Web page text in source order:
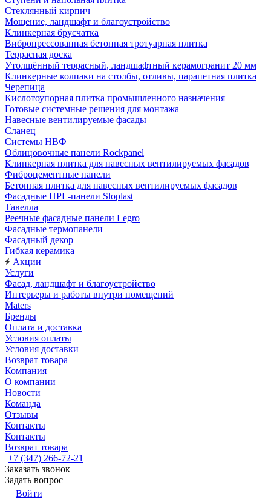
Cтеклянный кирпич
Мощение, ландшафт и благоустройство
Клинкерная брусчатка
Вибропрессованная бетонная тротуарная плитка
Террасная доска
Утолщённый террасный, ландшафтный керамогранит 20 мм
Клинкерные колпаки на столбы, отливы, парапетная плитка
Черепица
Кислотоупорная плитка промышленного назначения
Готовые системные решения для монтажа
Навесные вентилируемые фасады
Сланец
Системы НВФ
Облицовочные панели Rockpanel
Клинкерная плитка для навесных вентилируемых фасадов
Фиброцементные панели
Бетонная плитка для навесных вентилируемых фасадов
Фасадные HPL-панели Sloplast
Тавелла
Реечные фасадные панели Legro
Фасадные термопанели
Фасадный декор
Гибкая керамика
Акции
Услуги
Фасад, ландшафт и благоустройство
Интерьеры и работы внутри помещений
Maters
Бренды
Оплата и доставка
Условия оплаты
Условия доставки
Возврат товара
Компания
О компании
Новости
Команда
Отзывы
Контакты
Контакты
Возврат товара
+7 (347) 266-72-21
Заказать звонок
Задать вопрос
Войти